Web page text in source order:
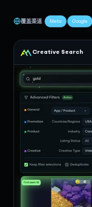
覆盖渠道 Meta Google
Creative Search